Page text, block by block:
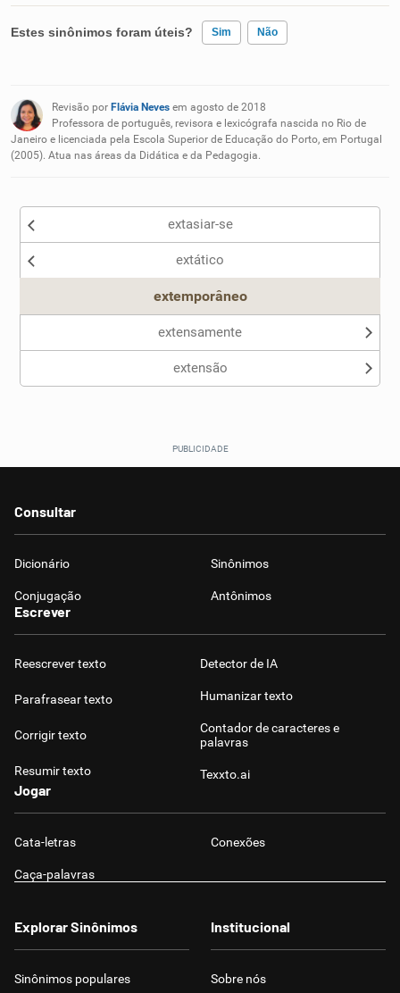
Estes sinônimos foram úteis? Sim Não
Nenhum dos sinônimos apresentados me ajudou
Outro
Revisão por Flávia Neves em agosto de 2018
Professora de português, revisora e lexicógrafa nascida no Rio de
Janeiro e licenciada pela Escola Superior de Educação do Porto, em Portugal
(2005). Atua nas áreas da Didática e da Pedagogia.
extasiar-se
extático
extemporâneo
extensamente
extensão
Consultar
Dicionário Sinônimos
Conjugação Antônimos
Escrever
Reescrever texto
Parafrasear texto
Corrigir texto
Resumir texto
Detector de IA
Humanizar texto
Contador de caracteres e
palavras
Texxto.ai
Jogar
Cata-letras Conexões
Caça-palavras
Explorar Sinônimos
Sinônimos populares
Institucional
Sobre nós